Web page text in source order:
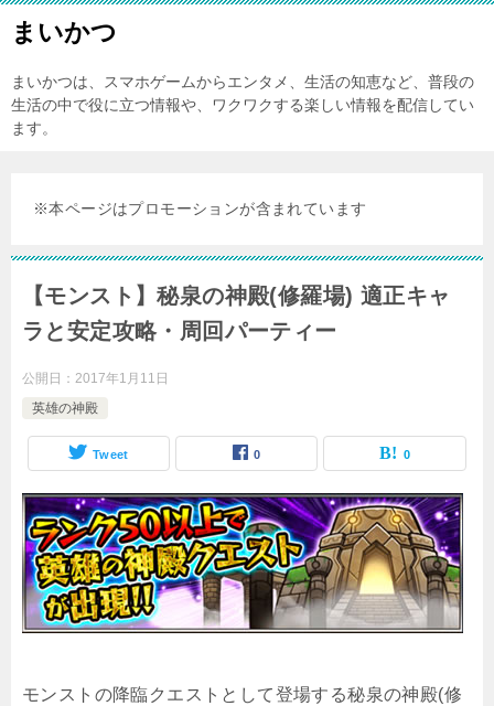
まいかつ
まいかつは、スマホゲームからエンタメ、生活の知恵など、普段の
生活の中で役に立つ情報や、ワクワクする楽しい情報を配信してい
ます。
※本ページはプロモーションが含まれています
【モンスト】秘泉の神殿(修羅場) 適正キャ
ラと安定攻略・周回パーティー
公開日： 2017年1月11日
英雄の神殿
Tweet 0 0
モンストの降臨クエストとして登場する秘泉の神殿(修